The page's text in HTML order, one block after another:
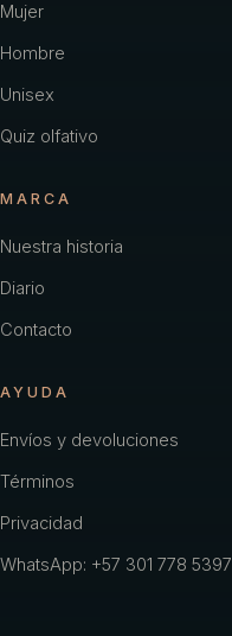
Mujer
Hombre
Unisex
Quiz olfativo
MARCA
Nuestra historia
Diario
Contacto
AYUDA
Envíos y devoluciones
Términos
Privacidad
WhatsApp: +57 301 778 5397